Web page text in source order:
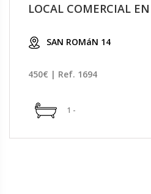
LOCAL COMERCIAL
SAN ROMáN 14
450€ | Ref. 1694
1 -